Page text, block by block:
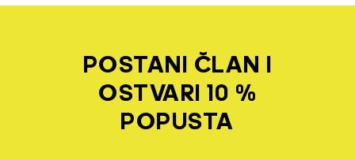
POSTANI ČLAN I
OSTVARI 10 %
POPUSTA